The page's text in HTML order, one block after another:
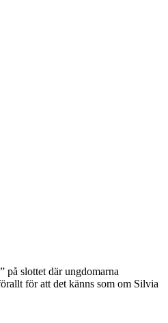
på slottet där ungdomarna
för att det känns som om Silvia